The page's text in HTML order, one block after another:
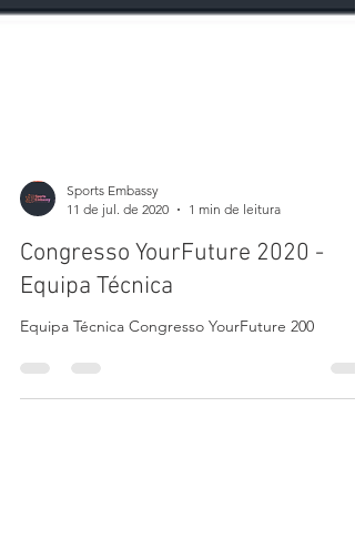
Sports Embassy
11 de jul. de 2020
Congresso YourFuture 2020 -
Equipa Técnica
Equipa Técnica Congresso YourFuture 200